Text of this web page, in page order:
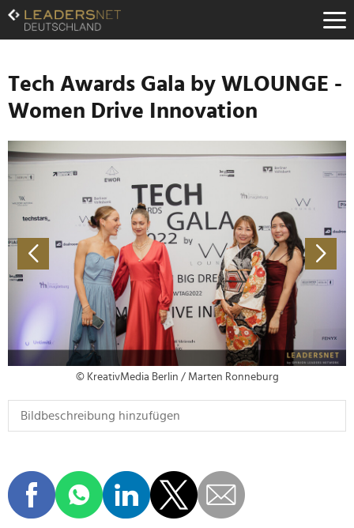
Zum
Inhalt
Zur
Navigation
Zur
Hauptnavigation
Tech Awards Gala by WLOUNGE -
Women Drive Innovation
© KreativMedia Berlin / Marten Ronneburg